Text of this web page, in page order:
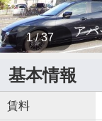
1 / 37
基本情報
賃料